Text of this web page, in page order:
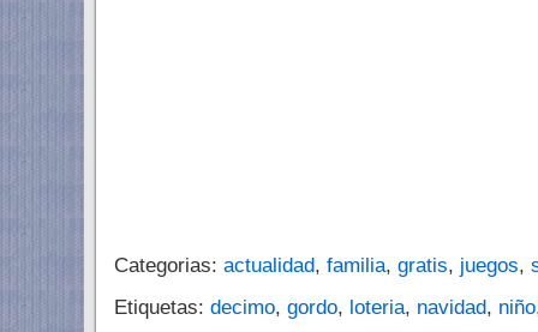
Categorias: actualidad, familia, gratis, juegos,
Etiquetas: decimo, gordo, loteria, navidad, niño